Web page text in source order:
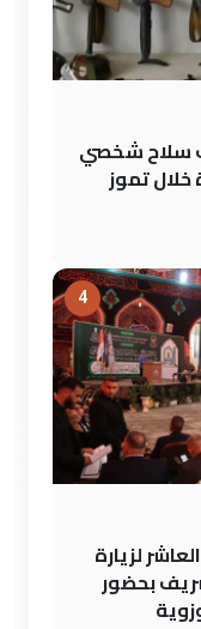
تسجيل أكثر من 20 ألف سلاح شخصي
خلال تموز
4
لزيارة
بحضور